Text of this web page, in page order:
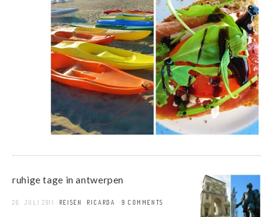
ruhige tage in antwerpen
26. JULI 2011 REISEN RICARDA 9 COMMENTS